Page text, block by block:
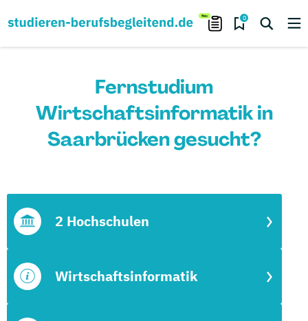
0
Fernstudium
Wirtschaftsinformatik in
Saarbrücken gesucht?
Wirtschaftsinformatik
2 Hochschulen